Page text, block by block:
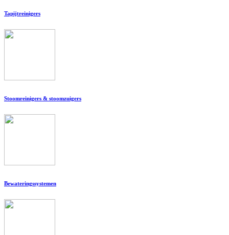
Tapijtreinigers
Stoomreinigers & stoomzuigers
Bewateringssystemen